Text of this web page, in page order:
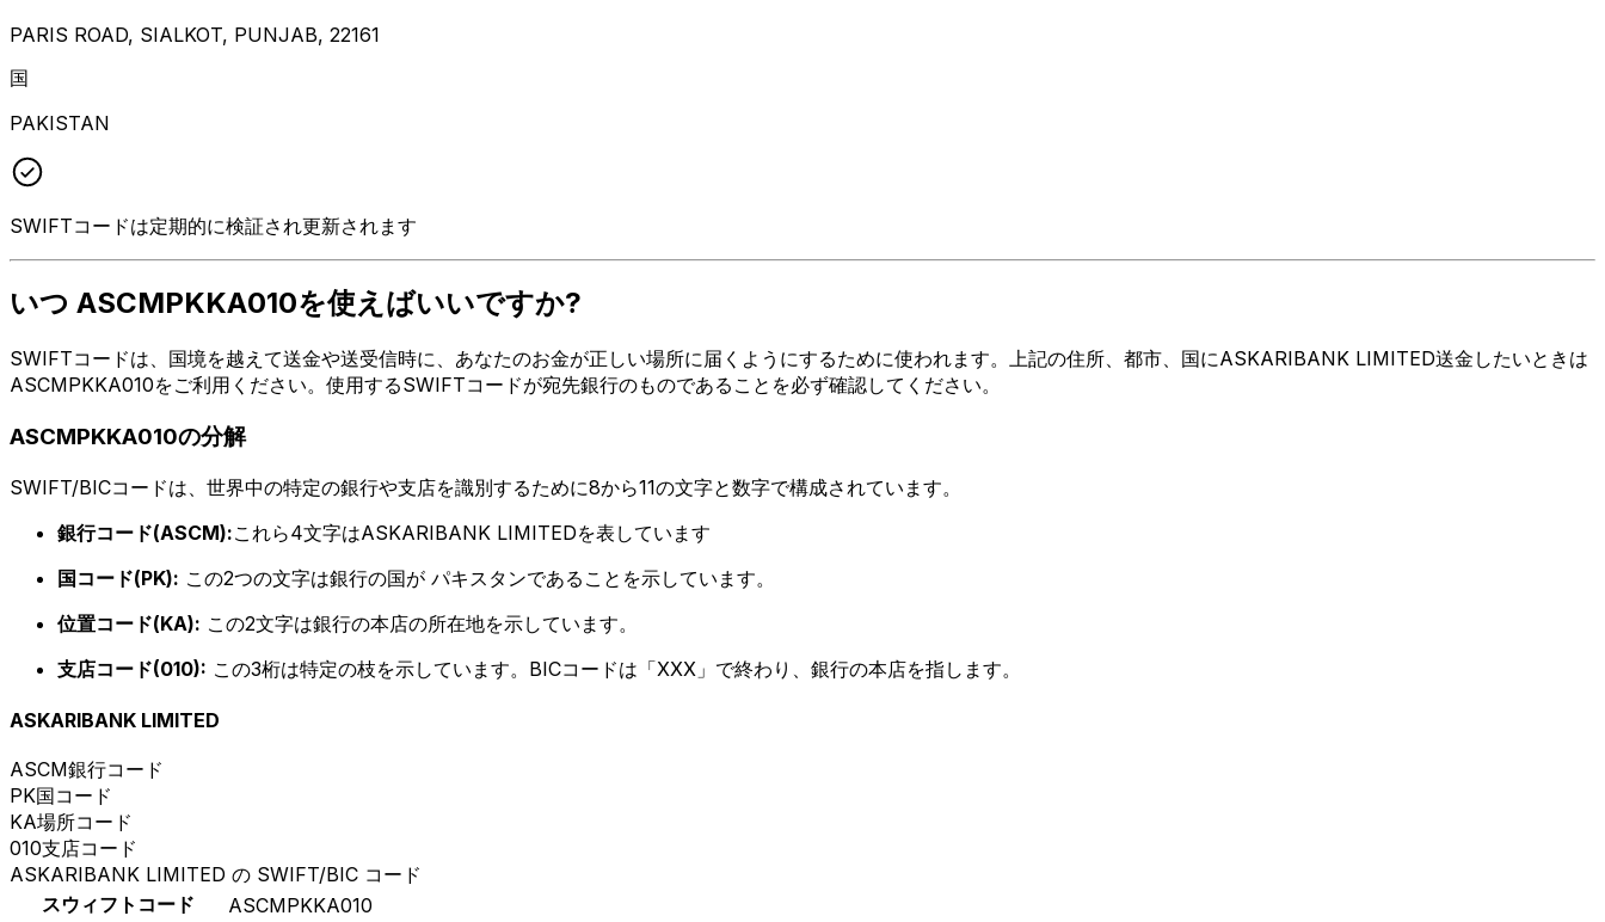
PARIS ROAD, SIALKOT, PUNJAB, 22161
国
PAKISTAN
SWIFTコードは定期的に検証され更新されます
いつ ASCMPKKA010を使えばいいですか?
SWIFTコードは、国境を越えて送金や送受信時に、あなたのお金が正しい場所に届くようにするために使われます。上記の住所、都市、国にASKARIBANK LIMITED送金したいときは
ASCMPKKA010をご利用ください。使用するSWIFTコードが宛先銀行のものであることを必ず確認してください。
ASCMPKKA010の分解
SWIFT/BICコードは、世界中の特定の銀行や支店を識別するために8から11の文字と数字で構成されています。
銀行コード(ASCM):これら4文字はASKARIBANK LIMITEDを表しています
国コード(PK): この2つの文字は銀行の国が パキスタンであることを示しています。
位置コード(KA): この2文字は銀行の本店の所在地を示しています。
支店コード(010): この3桁は特定の枝を示しています。BICコードは「XXX」で終わり、銀行の本店を指します。
ASKARIBANK LIMITED
ASCM銀行コード
PK国コード
KA場所コード
010支店コード
ASKARIBANK LIMITED の SWIFT/BIC コード
スウィフトコード
ASCMPKKA010